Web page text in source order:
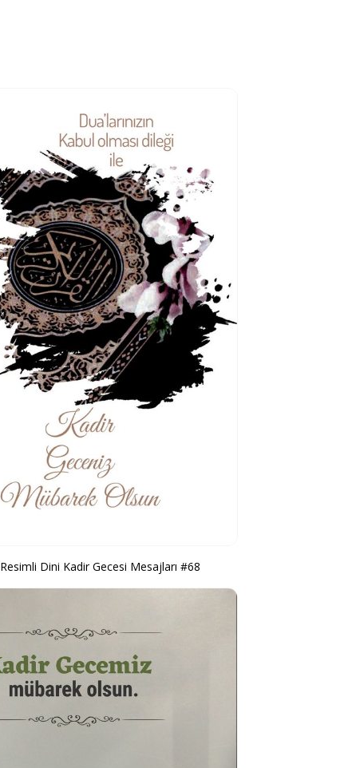
Resimli Dini Kadir Gecesi Mesajları #68